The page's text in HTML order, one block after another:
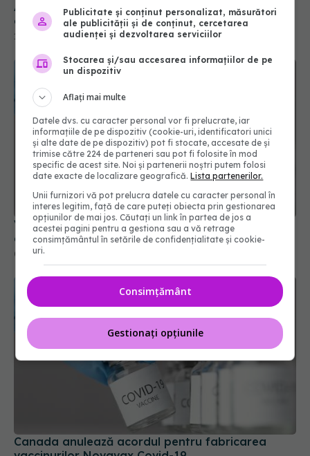
Vaccinul COVID-19: Răspunsuri imunologice
durabile și protecție împotriva infecțiilor
09 apr 2025, 19:40
Canada anulează acordul pentru fabricarea
vaccinurilor Novavax Covid-19
Publicitate și conținut personalizat, măsurători
ale publicității și de conținut, cercetarea
audienței și dezvoltarea serviciilor
Stocarea și/sau accesarea informațiilor de pe
un dispozitiv
Aflați mai multe
Datele dvs. cu caracter personal vor fi prelucrate, iar
informațiile de pe dispozitiv (cookie-uri, identificatori unici
și alte date de pe dispozitiv) pot fi stocate, accesate de și
trimise către 224 de parteneri sau pot fi folosite în mod
specific de acest site. Noi și partenerii noștri putem folosi
date exacte de localizare geografică.Lista partenerilor.
Unii furnizori vă pot prelucra datele cu caracter personal în
interes legitim, față de care puteți obiecta prin gestionarea
opțiunilor de mai jos. Căutați un link în partea de jos a
acestei pagini pentru a gestiona sau a vă retrage
consimțământul în setările de confidențialitate și cookie-
uri.
Consimțământ
Gestionați opțiunile